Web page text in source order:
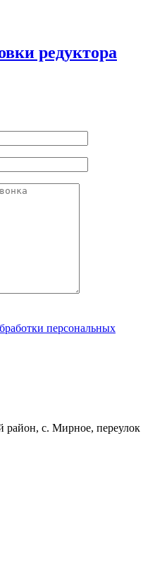
редуктора
персональных
район, с. Мирное, переулок